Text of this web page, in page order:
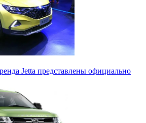
Jetta представлены официально